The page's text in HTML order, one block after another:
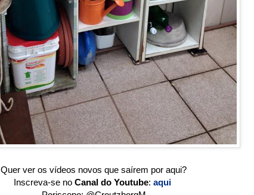
Quer ver os vídeos novos que saírem por aqui?
Inscreva-se no Canal do Youtube: aqui